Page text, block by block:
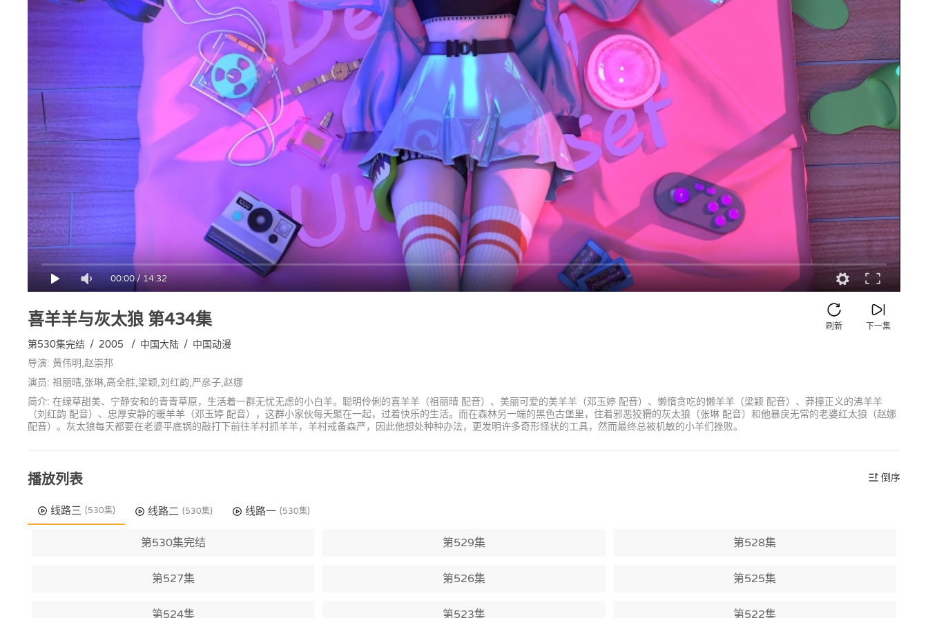
00:00/14:32
喜羊羊与灰太狼第434集 下一集
刷新
第530集完结 / 2005 / 中国大陆 / 中国动漫
导演: 黄伟明,赵崇邦
演员: 祖丽晴,张琳,高全胜,梁颖,刘红韵,严彦子,赵娜
简介: 在绿草甜美、宁静安和的青青草原，生活着一群无忧无虑的小白羊。聪明伶俐的喜羊羊（祖丽晴 配音）、美丽可爱的美羊羊（邓玉婷 配音）、懒惰贪吃的懒羊羊（梁颖 配音）、莽撞正义的沸羊羊
（刘红韵 配音）、忠厚安静的暖羊羊（邓玉婷 配音），这群小家伙每天聚在一起，过着快乐的生活。而在森林另一端的黑色古堡里，住着邪恶狡猾的灰太狼（张琳 配音）和他暴戾无常的老婆红太狼（赵娜
配音）。灰太狼每天都要在老婆平底锅的敲打下前往羊村抓羊羊，羊村戒备森严，因此他想处种种办法，更发明许多奇形怪状的工具，然而最终总被机敏的小羊们挫败。
播放列表 倒序
线路三 (530集) 线路二 (530集) 线路一 (530集)
第530集完结 第529集 第528集
第527集 第526集 第525集
第524集 第523集 第522集